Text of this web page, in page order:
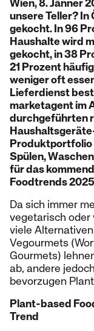
Wien, 8. Jänner
unsere Teller?
gekocht. In 96
Haushalte wird
gekocht, in 38
21 Prozent
weniger oft
Lieferdienst
marketagent im
durchgeführten
Produktportfolio
Spülen,
für das
Foodtrends
Da sich immer
vegetarisch oder
viele
Vegourmets
Gourmets)
ab, andere
bevorzugen
Plant-based
Trend